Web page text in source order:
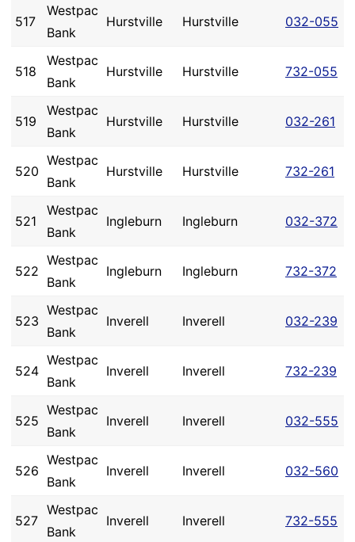
517
Westpac
Bank
Hurstville Hurstville 032-055
518
Westpac
Bank
Hurstville Hurstville 732-055
519
Westpac
Bank
Hurstville Hurstville 032-261
520
Westpac
Bank
Hurstville Hurstville 732-261
521
Westpac
Bank
Ingleburn Ingleburn 032-372
522
Westpac
Bank
Ingleburn Ingleburn 732-372
523
Westpac
Bank
Inverell Inverell 032-239
524
Westpac
Bank
Inverell Inverell 732-239
525
Westpac
Bank
Inverell Inverell 032-555
526
Westpac
Bank
Inverell Inverell 032-560
527
Westpac
Bank
Inverell Inverell 732-555